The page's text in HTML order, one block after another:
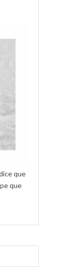
que
que